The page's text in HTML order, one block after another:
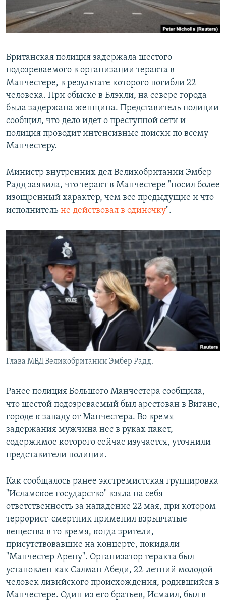
Британская полиция задержала шестого
подозреваемого в организации теракта в
Манчестере, в результате которого погибли 22
человека. При обыске в Блэкли, на севере города
была задержана женщина. Представитель полиции
сообщил, что дело идет о преступной сети и
полиция проводит интенсивные поиски по всему
Манчестеру.
Министр внутренних дел Великобритании Эмбер
Радд заявила, что теракт в Манчестере "носил более
изощренный характер, чем все предыдущие и что
исполнитель не действовал в одиночку".
Глава МВД Великобритании Эмбер Радд.
Ранее полиция Большого Манчестера сообщила,
что шестой подозреваемый был арестован в Вигане,
городе к западу от Манчестера. Во время
задержания мужчина нес в руках пакет,
содержимое которого сейчас изучается, уточнили
представители полиции.
Как сообщалось ранее экстремистская группировка
"Исламское государство" взяла на себя
ответственность за нападение 22 мая, при котором
террорист-смертник применил взрывчатые
вещества в то время, когда зрители,
присутствовавшие на концерте, покидали
"Манчестер Арену". Организатор теракта был
установлен как Салман Абеди, 22-летний молодой
человек ливийского происхождения, родившийся в
Манчестере. Один из его братьев, Исмаил, был в